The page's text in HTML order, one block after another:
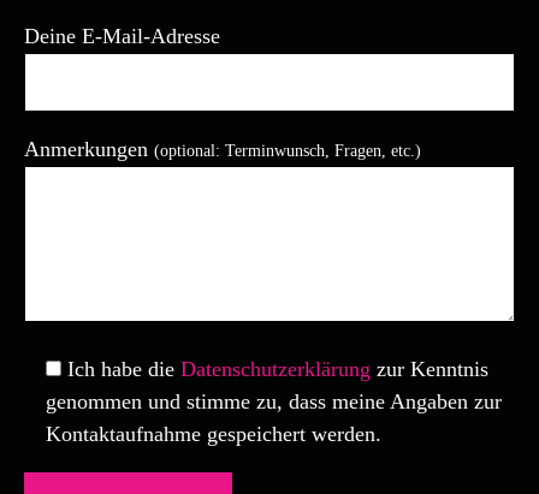
Deine E-Mail-Adresse
Bitte lasse dieses Feld leer.
Anmerkungen (optional: Terminwunsch, Fragen, etc.)
Ich habe die Datenschutzerklärung zur Kenntnis
genommen und stimme zu, dass meine Angaben zur
Kontaktaufnahme gespeichert werden.